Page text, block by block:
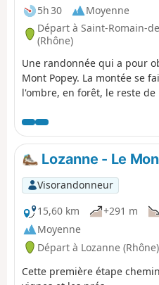
5h 30
Moyenne
Départ à Saint-Romain-
(Rhône)
Une randonnée qui a pour
Mont Popey. La montée se
l'ombre, en forêt, le reste
se faire à la gare de Saint-
un car du Rhône 116 (en
Gouttes (2).
Lozanne - Le
Visorandonneur
15,60 km
+291 m
Moyenne
Départ à Lozanne (Rhône)
Cette première étape